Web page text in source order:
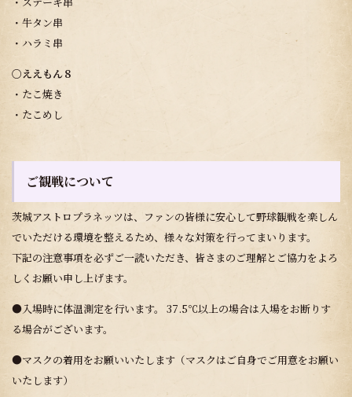
・牛タン串
・ハラミ串
〇ええもん８
・たこ焼き
・たこめし
ご観戦について
茨城アストロプラネッツは、ファンの皆様に安心して野球観戦を楽しん
でいただける環境を整えるため、様々な対策を行ってまいります。
下記の注意事項を必ずご一読いただき、皆さまのご理解とご協力をよろ
しくお願い申し上げます。
●入場時に体温測定を行います。 37.5℃以上の場合は入場をお断りす
る場合がございます。
●マスクの着用をお願いいたします（マスクはご自身でご用意をお願い
いたします）